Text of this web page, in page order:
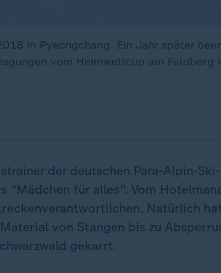
in Pyeongchang. Ein Jahr später
vom Heimweltcup am Feldberg
der deutschen Para-Alpin-
"Mädchen für alles". Vom
Natürlich
von Stangen bis zu
gekarrt.